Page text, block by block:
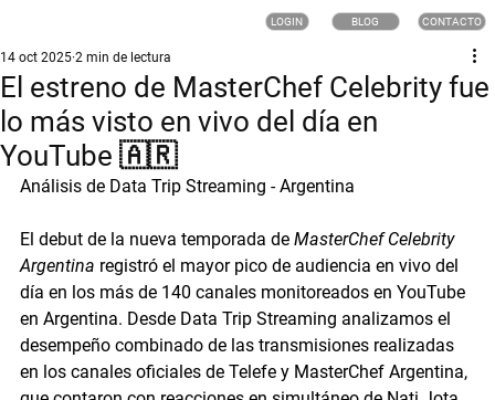
LOGIN CONTACTO
BLOG
El estreno de MasterChef Celebrity fue
lo más visto en vivo del día en
YouTube 🇦🇷
14 oct 2025 2 min de lectura
Análisis de Data Trip Streaming - Argentina
El debut de la nueva temporada de MasterChef Celebrity
Argentina registró el mayor pico de audiencia en vivo del
día en los más de 140 canales monitoreados en YouTube
en Argentina. Desde Data Trip Streaming analizamos el
desempeño combinado de las transmisiones realizadas
en los canales oficiales de Telefe y MasterChef Argentina,